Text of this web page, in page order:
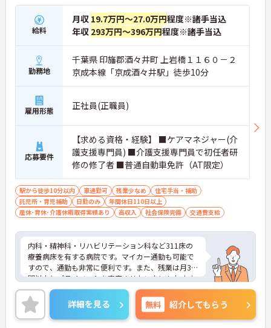
給料
月収 19.7万円～27.0万円程度※諸手当込
年収 293万円～396万円程度※諸手当込
勤務地
千葉県 印旛郡酒々井町 上岩橋１１６０－２
京成本線「京成酒々井駅」徒歩10分
雇用形態 正社員(正職員)
応募要件
【求める資格・経験】 ■ケアマネジャー(介
護支援専門員) ■介護支援専門員で初任者研
修の修了者 ■普通自動車免許（AT限定）
駅から徒歩10分以内 車通勤可 残業少なめ
住宅手当・補助
託児所・育児補助
日勤のみ
年間休日110日以上
産休･育休･介護休暇取得実績あり
高収入 社会保険完備 交通費支給
内科・精神科・リハビリテーション科など311床の
療養病床を有する病院です。マイカー通勤も可能で
すので、通勤も非常に便利です。また、残業は月3時
間以内とプライベートを充実させたい方にもおすす
めの求人となっております。
ご興味を持たれた方は、弊社担当コンサルタントま
でお気軽にお問い合わせ下さい。求人情報の詳細や
面接ポイントなどをお話させて頂きます。
詳細を見る 無料 紹介してもらう